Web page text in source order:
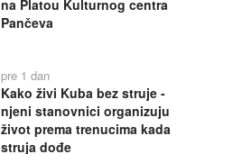
na Platou Kulturnog centra
Pančeva
pre 1 dan
Kako živi Kuba bez struje -
njeni stanovnici organizuju
život prema trenucima kada
struja dođe